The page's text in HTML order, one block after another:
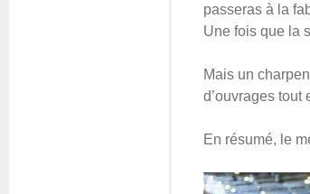
passeras à la
Une fois que la
Mais un
d’ouvrages
En résumé, le